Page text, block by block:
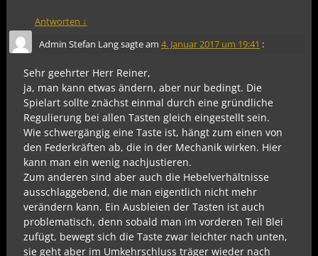
Antworten ↓
Admin Stefan Langsagte am 4. Januar 2017 um 19:41 :
Sehr geehrter Herr Reiner,
ja, man kann etwas ändern, aber nur bedingt. Die
Spielart sollte znächst einmal durch eine gründliche
Regulierung bei allen Tasten gleich eingestellt sein.
Wie schwergängig eine Taste ist, hängt zum einen von
den Federkräften ab, die in der Mechanik wirken. Hier
kann man ein wenig nachjustieren.
Zum anderen sind aber auch die Hebelverhältnisse
ausschlaggebend, die man eigentlich nicht mehr
verändern kann. Ein Ausbleien der Tasten ist auch
problematisch, denn sobald man im vorderen Teil Blei
zufügt, bewegt sich die Taste zwar leichter nach unten,
sie geht aber im Umkehrschluss träger wieder nach